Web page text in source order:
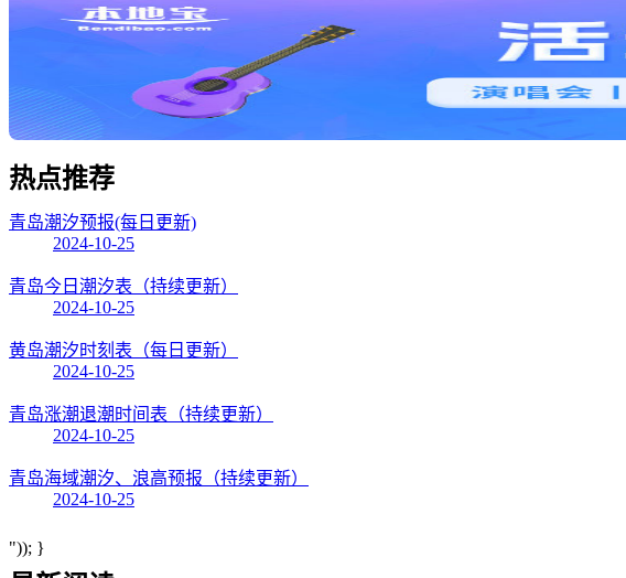
热点推荐
青岛潮汐预报(每日更新)
2024-10-25
青岛今日潮汐表（持续更新）
2024-10-25
黄岛潮汐时刻表（每日更新）
2024-10-25
青岛涨潮退潮时间表（持续更新）
2024-10-25
青岛海域潮汐、浪高预报（持续更新）
2024-10-25
")); }